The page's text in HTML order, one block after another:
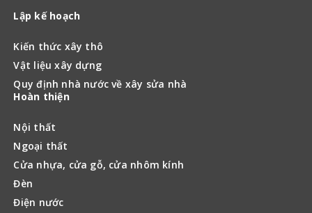
Lập kế hoạch
Kiến thức xây thô
Vật liệu xây dựng
Quy định nhà nước về xây sửa nhà
Hoàn thiện
Nội thất
Ngoại thất
Cửa nhựa, cửa gỗ, cửa nhôm kính
Đèn
Điện nước